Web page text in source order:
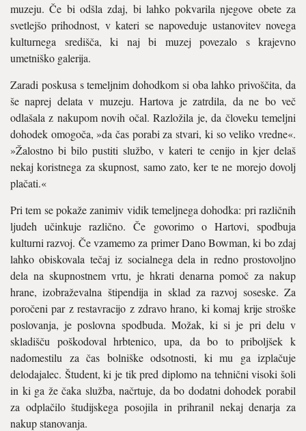
muzeju. Če bi odšla zdaj, bi lahko pokvarila njegove obe­te za
svetlejšo prihodnost, v kateri se napo­veduje ustanovitev novega
kulturnega sre­dišča, ki naj bi muzej povezalo s krajevno
umetniško galerija.
Zaradi poskusa s temeljnim dohodkom si oba lahko privoščita, da
še naprej delata v muzeju. Hartova je zatrdila, da ne bo več
odlašala z nakupom novih očal. Razložila je, da človeku temeljni
dohodek omogoča, »da čas porabi za stvari, ki so veliko vre­dne«.
»Žalostno bi bilo pustiti službo, v ka­teri te cenijo in kjer delaš
nekaj koristnega za skupnost, samo zato, ker te ne morejo dovolj
plačati.«
Pri tem se pokaže zanimiv vidik temelj­nega dohodka: pri različnih
ljudeh učinku­je različno. Če govorimo o Hartovi, spodbu­ja
kulturni razvoj. Če vzamemo za primer Dano Bowman, ki bo zdaj
lahko obiskova­la tečaj iz socialnega dela in redno prosto­voljno
dela na skupnostnem vrtu, je hkrati denarna pomoč za nakup
hrane, izobra­ževalna štipendija in sklad za razvoj sose­ske. Za
poročeni par z restavracijo z zdravo hrano, ki komaj krije stroške
poslovanja, je poslovna spodbuda. Možak, ki si je pri delu v
skladišču poškodoval hrbtenico, upa, da bo to priboljšek k
nadomestilu za čas bolniške odsotnosti, ki mu ga izplačuje
delodajalec. Študent, ki je tik pred diplo­mo na tehnični visoki šoli
in ki ga že čaka služba, načrtuje, da bo dodatni dohodek porabil
za odplačilo študijskega posojila in prihranil nekaj denarja za
nakup stano­vanja.